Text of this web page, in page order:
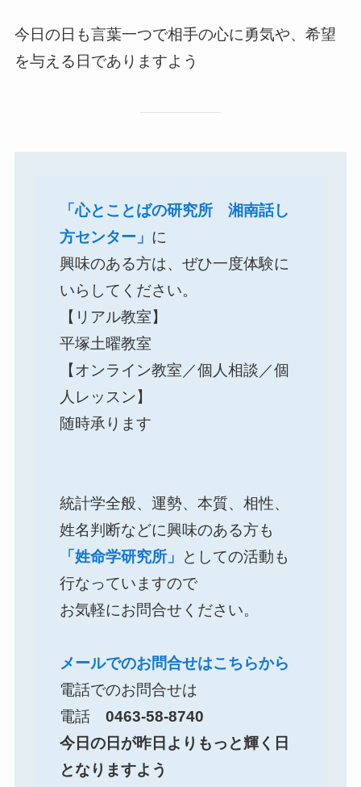
今日の日も言葉一つで相手の心に勇気や、希望
を与える日でありますよう
「心とことばの研究所 湘南話し
方センター」 に
興味のある方は、ぜひ一度体験に
いらしてください。
【リアル教室】
平塚土曜教室
【オンライン教室／個人相談／個
人レッスン】
随時承ります
統計学全般、運勢、本質、相性、
姓名判断などに興味のある方も
「姓命学研究所」
としての活動も
行なっていますので
お気軽にお問合せください。
メールでのお問合せはこちらから
電話でのお問合せは
電話 0463-58-8740
今日の日が昨日よりもっと輝く日
となりますよう